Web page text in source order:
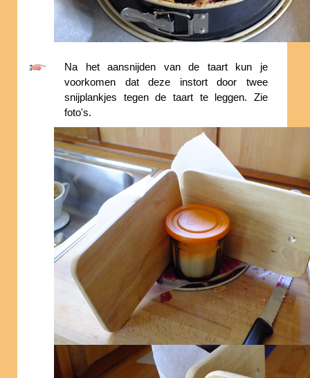
Na het aansnijden van de taart kun je
voorkomen dat deze instort door twee
snijplankjes tegen de taart te leggen. Zie
foto's.